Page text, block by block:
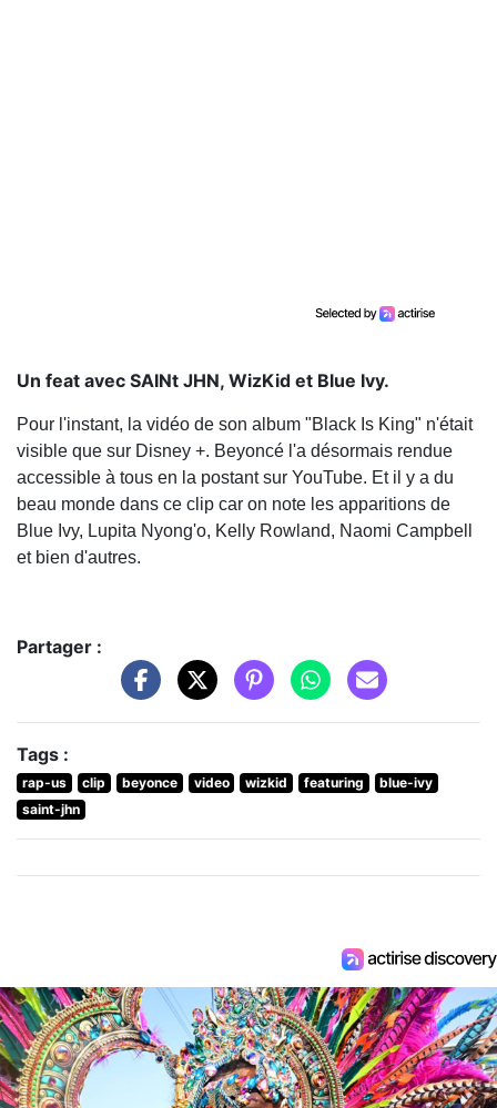
Un feat avec SAINt JHN, WizKid et Blue Ivy.
Pour l'instant, la vidéo de son album "Black Is King" n'était
visible que sur Disney +. Beyoncé l'a désormais rendue
accessible à tous en la postant sur YouTube. Et il y a du
beau monde dans ce clip car on note les apparitions de
Blue Ivy, Lupita Nyong'o, Kelly Rowland, Naomi Campbell
et bien d'autres.
Partager :
Tags :
rap-us clip beyonce video wizkid featuring
blue-ivy
saint-jhn